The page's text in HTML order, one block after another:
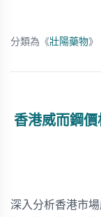
分類為《壯陽藥物》
香港威而鋼
深入分析香港市